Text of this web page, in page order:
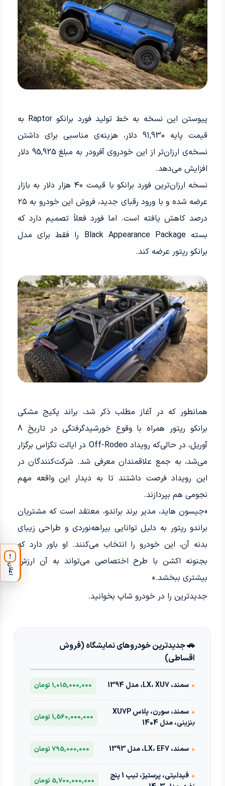
پیوستن این نسخه به خط تولید فورد برانکو Raptor به
قیمت پایه 91,930 دلار، هزینه‌ی مناسبی برای داشتن
نسخه‌ی ارزان‌تر از این خودروی آفرودر به مبلغ 95,925 دلار
افزایش می‌دهد.
نسخه ارزان‌ترین فورد برانکو با قیمت ۴۰ هزار دلار به بازار
عرضه شده و با ورود رقبای جدید، فروش این خودرو به ۲۵
درصد کاهش یافته است. اما فورد فعلاً تصمیم دارد که
بسته Black Appearance Package را فقط برای مدل
برانکو رپتور عرضه کند.
همانطور که در آغاز مطلب ذکر شد، براند پکیج مشکی
برانکو رپتور همراه با وقوع خورشیدگرفتگی در تاریخ 8
آوریل، در حالی‌که رویداد Off-Rodeo در ایالت تگزاس برگزار
می‌شد، به جمع علاقمندان معرفی شد. شرکت‌کنندگان در
این رویداد فرصت داشتند تا به دیدار این واقعه مهم
نجومی هم بپردازند.
«جیسون هاید، مدیر برند براندو، معتقد است که مشتریان
براندو رپتور به دلیل توانایی بیراهه‌نوردی و طراحی زیبای
بدنه آن، این خودرو را انتخاب می‌کنند. او باور دارد که
بجنونه اکشن با طرح اختصاصی می‌تواند به آن ارزش
بیشتری ببخشد.»
جدیدترین را در خودرو شاپ بخوانید.
🚗 جدیدترین خودروهای نمایشگاه (فروش
اقساطی)
• سمند، LX، XU7، مدل 1394 1,015,000,000 تومان
•
سمند، سورن، پلاس XU7P
بنزینی، مدل 1404
1,560,000,000 تومان
• سمند، LX، EF7، مدل 1393 795,000,000 تومان
•
فیدلیتی، پرستیژ، تیپ 1 پنج
5,700,000,000 تومان
!
اعلان